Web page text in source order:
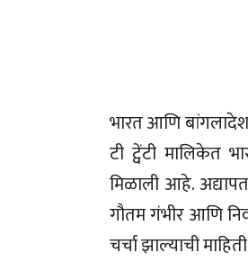
भारत आणि
टी ट्वेंटी मालिकेत
मिळाली आहे.
गौतम गंभीर आणि
चर्चा झाल्याची